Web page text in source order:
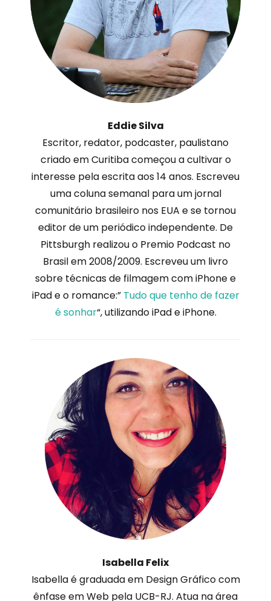
Eddie Silva
Escritor, redator, podcaster, paulistano
criado em Curitiba começou a cultivar o
interesse pela escrita aos 14 anos. Escreveu
uma coluna semanal para um jornal
comunitário brasileiro nos EUA e se tornou
editor de um periódico independente. De
Pittsburgh realizou o Premio Podcast no
Brasil em 2008/2009. Escreveu um livro
sobre técnicas de filmagem com iPhone e
iPad e o romance:” Tudo que tenho de fazer
é sonhar“, utilizando iPad e iPhone.
Isabella Felix
Isabella é graduada em Design Gráfico com
ênfase em Web pela UCB-RJ. Atua na área